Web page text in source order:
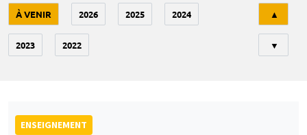
À VENIR 2026 2025 2024
2023 2022
▲
▼
ENSEIGNEMENT